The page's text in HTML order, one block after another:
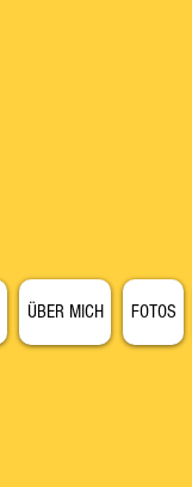
ÜBER MICH FOTOS